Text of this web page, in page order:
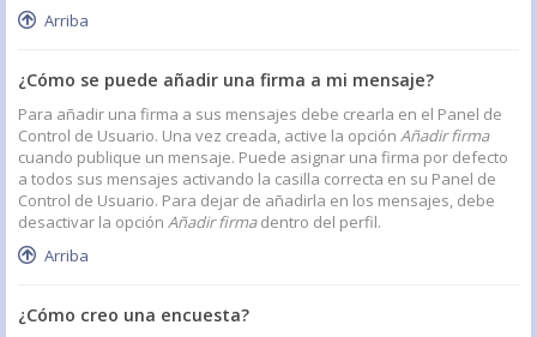
Arriba
¿Cómo se puede añadir una firma a mi mensaje?
Para añadir una firma a sus mensajes debe crearla en el Panel de
Control de Usuario. Una vez creada, active la opción Añadir firma
cuando publique un mensaje. Puede asignar una firma por defecto
a todos sus mensajes activando la casilla correcta en su Panel de
Control de Usuario. Para dejar de añadirla en los mensajes, debe
desactivar la opción Añadir firmadentro del perfil.
Arriba
¿Cómo creo una encuesta?